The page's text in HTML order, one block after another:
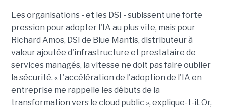
Les organisations - et les DSI - subissent une forte
pression pour adopter l'IA au plus vite, mais pour
Richard Amos, DSI de Blue Mantis, distributeur à
valeur ajoutée d'infrastructure et prestataire de
services managés, la vitesse ne doit pas faire oublier
la sécurité. « L'accélération de l'adoption de l'IA en
entreprise me rappelle les débuts de la
transformation vers le cloud public », explique-t-il. Or,